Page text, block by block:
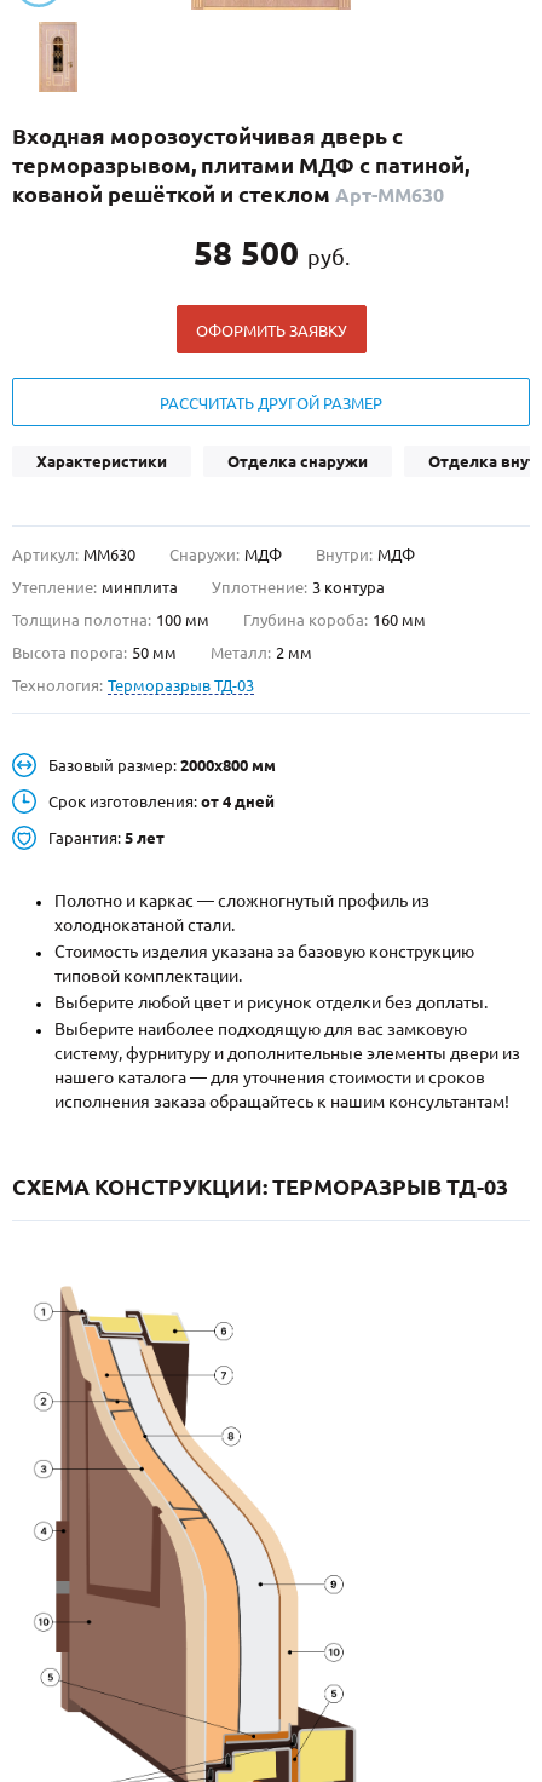
С реечным дизайном (29)
ПО НАЗНАЧЕНИЮ
ПО КОНСТРУКЦИИ
О НАС
Металлические двери от производителя с доставкой и установкой в
НАЙТИ:
INFO@META-M.RU
ЗАПРОСИТЬ РАСЧЕТ
Каталог
Записаться на замер
Входная морозоустойчивая дверь с
терморазрывом, плитами МДФ с патиной,
кованой решёткой и стеклом Арт-ММ630
58 500 руб.
ОФОРМИТЬ ЗАЯВКУ
РАССЧИТАТЬ ДРУГОЙ РАЗМЕР
Характеристики Отделка снаружи Отделка
Артикул: ММ630 Снаружи: МДФ Внутри: МДФ
Утепление: минплита Уплотнение: 3 контура
Толщина полотна: 100 мм Глубина короба: 160 мм
Высота порога: 50 мм Металл: 2 мм
Технология: Терморазрыв ТД-03
Базовый размер: 2000х800 мм
Срок изготовления: от 4 дней
Гарантия: 5 лет
Полотно и каркас — сложногнутый профиль из
холоднокатаной стали.
Стоимость изделия указана за базовую конструкцию
типовой комплектации.
Выберите любой цвет и рисунок отделки без доплаты.
Выберите наиболее подходящую для вас замковую
систему, фурнитуру и дополнительные элементы двери из
нашего каталога — для уточнения стоимости и сроков
исполнения заказа обращайтесь к нашим консультантам!
СХЕМА КОНСТРУКЦИИ: ТЕРМОРАЗРЫВ ТД-03